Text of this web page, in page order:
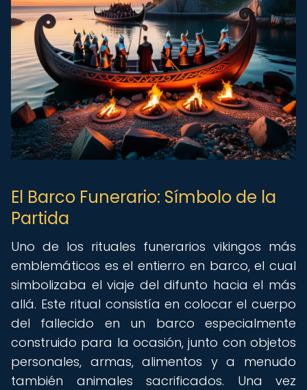
El Barco Funerario: Símbolo de la
Partida
Uno de los rituales funerarios vikingos más
emblemáticos es el entierro en barco, el cual
simbolizaba el viaje del difunto hacia el más
allá. Este ritual consistía en colocar el cuerpo
del fallecido en un barco especialmente
construido para la ocasión, junto con objetos
personales, armas, alimentos y a menudo
también animales sacrificados. Una vez